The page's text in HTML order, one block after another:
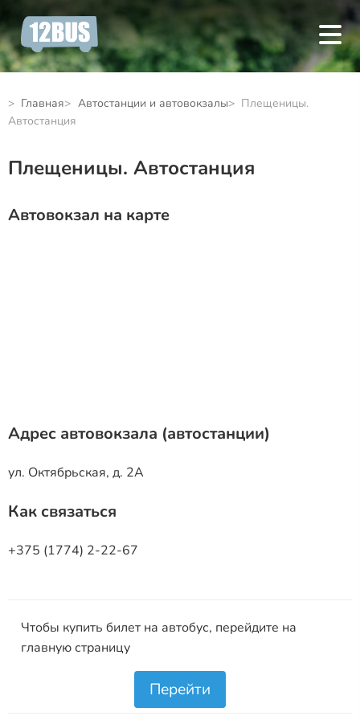
Главная Автостанции и автовокзалы
Плещеницы.
Автостанция
Плещеницы. Автостанция
Автовокзал на карте
Адрес автовокзала (автостанции)
ул. Октябрьская, д. 2А
Как связаться
+375 (1774) 2-22-67
Чтобы купить билет на автобус, перейдите на
главную страницу
Перейти